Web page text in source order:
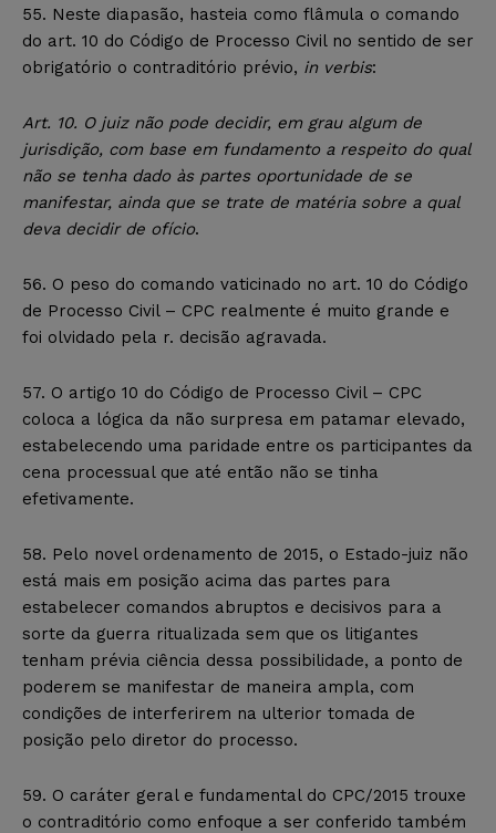
55. Neste diapasão, hasteia como flâmula o comando
do art. 10 do Código de Processo Civil no sentido de ser
obrigatório o contraditório prévio, in verbis:
Art. 10. O juiz não pode decidir, em grau algum de
jurisdição, com base em fundamento a respeito do qual
não se tenha dado às partes oportunidade de se
manifestar, ainda que se trate de matéria sobre a qual
deva decidir de ofício.
56. O peso do comando vaticinado no art. 10 do Código
de Processo Civil – CPC realmente é muito grande e
foi olvidado pela r. decisão agravada.
57. O artigo 10 do Código de Processo Civil – CPC
coloca a lógica da não surpresa em patamar elevado,
estabelecendo uma paridade entre os participantes da
cena processual que até então não se tinha
efetivamente.
58. Pelo novel ordenamento de 2015, o Estado-juiz não
está mais em posição acima das partes para
estabelecer comandos abruptos e decisivos para a
sorte da guerra ritualizada sem que os litigantes
tenham prévia ciência dessa possibilidade, a ponto de
poderem se manifestar de maneira ampla, com
condições de interferirem na ulterior tomada de
posição pelo diretor do processo.
59. O caráter geral e fundamental do CPC/2015 trouxe
o contraditório como enfoque a ser conferido também